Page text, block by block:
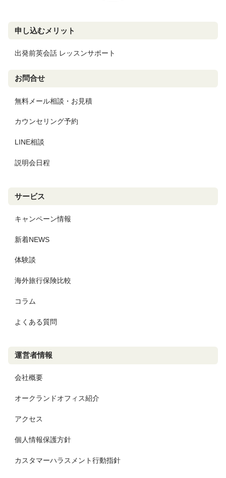
申し込むメリット
出発前英会話 レッスンサポート
お問合せ
無料メール相談・お見積
カウンセリング予約
LINE相談
説明会日程
サービス
キャンペーン情報
新着NEWS
体験談
海外旅行保険比較
コラム
よくある質問
運営者情報
会社概要
オークランドオフィス紹介
アクセス
個人情報保護方針
カスタマーハラスメント行動指針